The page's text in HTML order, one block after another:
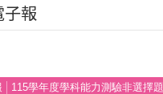
子報
115學年度學科能力測驗非選擇